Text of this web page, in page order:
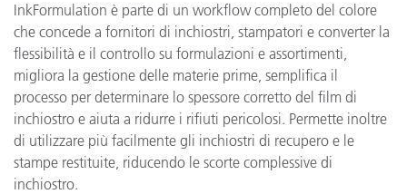
InkFormulation è parte di un workflow completo del colore
che concede a fornitori di inchiostri, stampatori e converter la
flessibilità e il controllo su formulazioni e assortimenti,
migliora la gestione delle materie prime, semplifica il
processo per determinare lo spessore corretto del film di
inchiostro e aiuta a ridurre i rifiuti pericolosi. Permette inoltre
di utilizzare più facilmente gli inchiostri di recupero e le
stampe restituite, riducendo le scorte complessive di
inchiostro.